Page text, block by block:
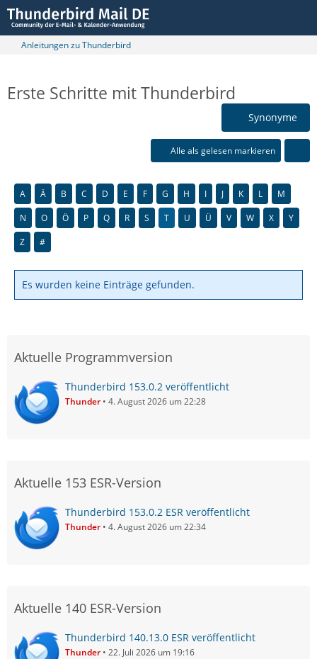
Anleitungen zu Thunderbird
Erste Schritte mit Thunderbird
Synonyme
Alle als gelesen markieren
A Ä B C D E F G H I J K L
M
N
O Ö P Q R S T U Ü V W X
Y
Z
#
Es wurden keine Einträge gefunden.
Aktuelle Programmversion
Thunderbird 153.0.2 veröffentlicht
Thunder 4. August 2026 um 22:28
Aktuelle 153 ESR-Version
Thunderbird 153.0.2 ESR veröffentlicht
Thunder 4. August 2026 um 22:34
Aktuelle 140 ESR-Version
Thunderbird 140.13.0 ESR veröffentlicht
Thunder 22. Juli 2026 um 19:16